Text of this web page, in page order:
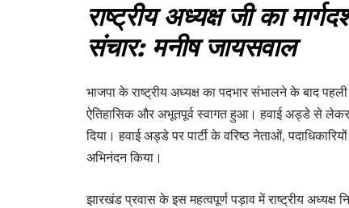
राष्ट्रीय अध्यक्ष जी का
संचार: मनीष जायसवाल
भाजपा के राष्ट्रीय अध्यक्ष का पदभार संभालने के बाद
ऐतिहासिक और अभूतपूर्व स्वागत हुआ। हवाई अड्डे से
दिया। हवाई अड्डे पर पार्टी के वरिष्ठ नेताओं,
अभिनंदन किया।
झारखंड प्रवास के इस महत्वपूर्ण पड़ाव में राष्ट्रीय